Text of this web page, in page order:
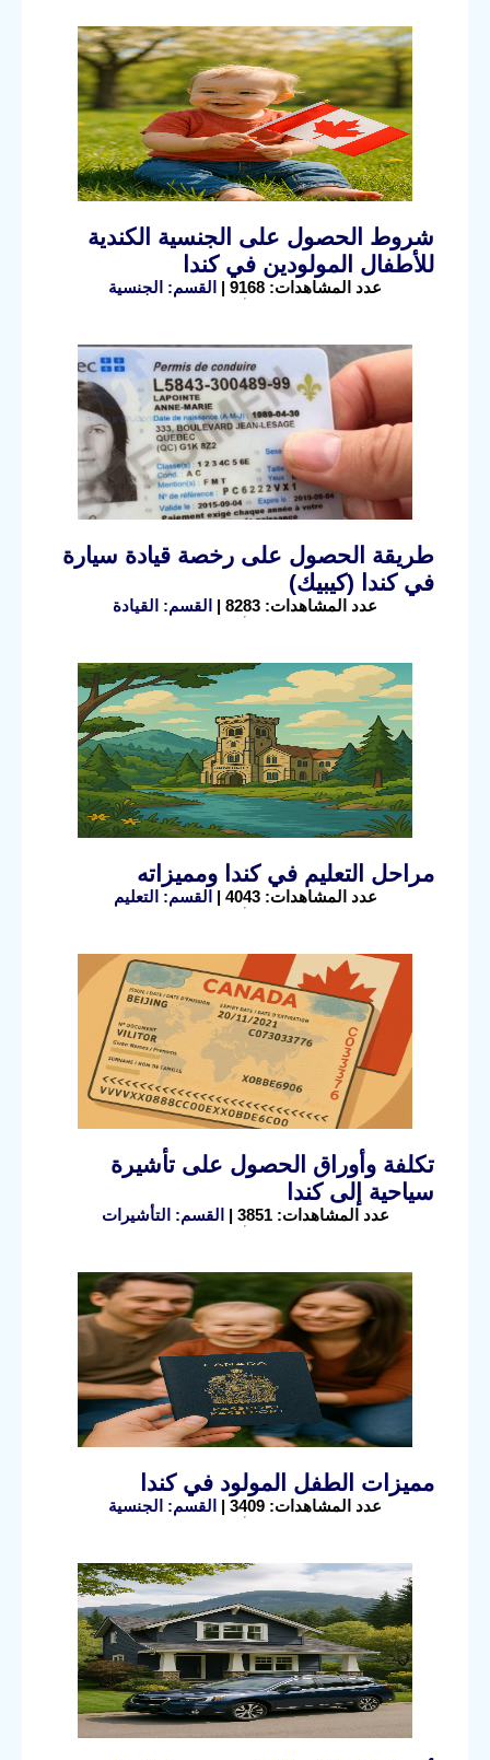
شروط الحصول على الجنسية الكندية
للأطفال المولودين في كندا
عدد المشاهدات: 9168 | القسم: الجنسية
طريقة الحصول على رخصة قيادة سيارة
في كندا (كيبيك)
عدد المشاهدات: 8283 | القسم: القيادة
مراحل التعليم في كندا ومميزاته
عدد المشاهدات: 4043 | القسم: التعليم
تكلفة وأوراق الحصول على تأشيرة
سياحية إلى كندا
عدد المشاهدات: 3851 | القسم: التأشيرات
مميزات الطفل المولود في كندا
عدد المشاهدات: 3409 | القسم: الجنسية